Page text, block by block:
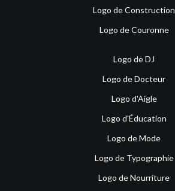
Logo de Construction
Logo de Couronne
Logo de DJ
Logo de Docteur
Logo d'Aigle
Logo d'Éducation
Logo de Mode
Logo de Typographie
Logo de Nourriture